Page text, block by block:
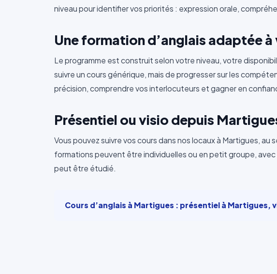
niveau pour identifier vos priorités : expression orale,
Une formation d’anglais adaptée
Le programme est construit selon votre niveau, votre
suivre un cours générique, mais de progresser sur les
précision, comprendre vos interlocuteurs et gagner en
Présentiel ou visio depuis
Vous pouvez suivre vos cours dans nos locaux à Martigues,
formations peuvent être individuelles ou en petit groupe,
peut être étudié.
Cours d’anglais à Martigues : présentiel à Martigues,